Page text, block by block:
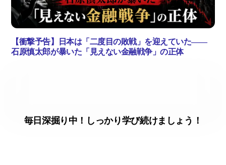
【衝撃予告】日本は「二度目の敗戦」を迎えていた――
石原慎太郎が暴いた「見えない金融戦争」の正体
毎日深掘り中！しっかり学び続けましょう！